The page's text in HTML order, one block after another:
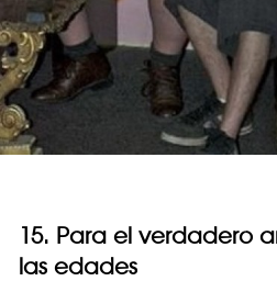
15. Para el verdadero
las edades